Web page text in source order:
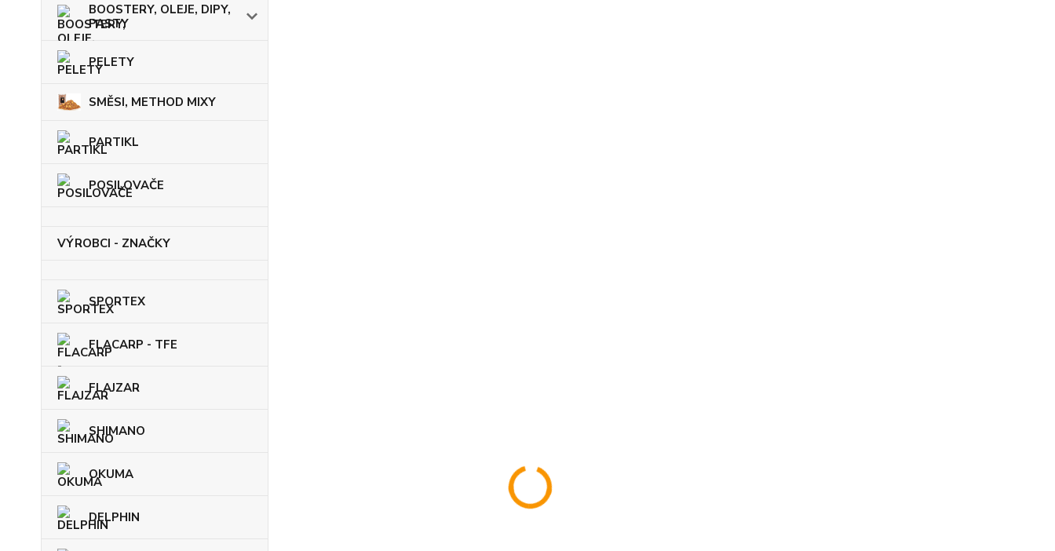
BOOSTERY, OLEJE, DIPY,
PASTY
PELETY
SMĚSI, METHOD MIXY
PARTIKL
POSILOVAČE
VÝROBCI - ZNAČKY
SPORTEX
FLACARP - TFE
FLAJZAR
SHIMANO
OKUMA
DELPHIN